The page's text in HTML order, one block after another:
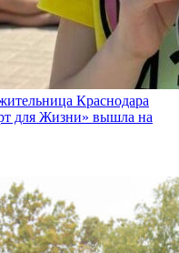
Краснодара
для Жизни» вышла на